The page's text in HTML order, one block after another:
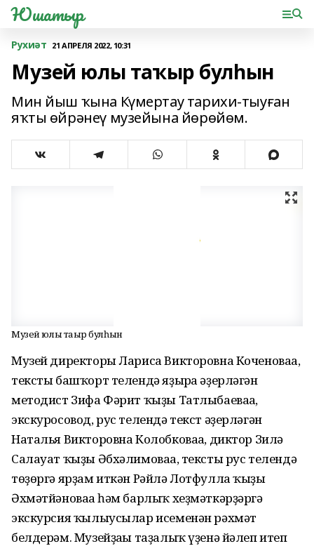
Юшатыр
Рухиәт 21 АПРЕЛЯ 2022, 10:31
Музей юлы таҡыр булһын
Мин йыш ҡына Күмертау тарихи-тыуған
яҡты өйрәнеү музейына йөрөйөм.
Музей юлы таҡыр булһын
Музей директоры Лариса Викторовна Коченоваға,
тексты башҡорт телендә яҙырға әҙерләгән
методист Зифа Фәрит ҡыҙы Татлыбаеваға,
экскуросовод, рус телендә текст әҙерләгән
Наталья Викторовна Колобковаға, диктор Зилә
Салауат ҡыҙы Әбхәлимоваға, тексты рус телендә
төҙөргә ярҙам иткән Рәйлә Лотфулла ҡыҙы
Әхмәтйәноваға һәм барлыҡ хеҙмәткәрҙәргә
экскурсия ҡылыусылар исеменән рәхмәт
белдерәм. Музейҙағы таҙалыҡ үҙенә йәлеп итеп